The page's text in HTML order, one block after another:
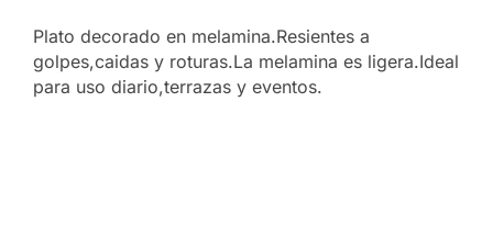
Plato decorado en melamina.Resientes a
golpes,caidas y roturas.La melamina es ligera.Ideal
para uso diario,terrazas y eventos.